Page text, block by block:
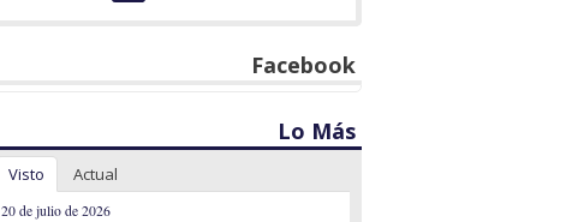
Facebook
Lo Más
Visto Actual
20 de julio de 2026